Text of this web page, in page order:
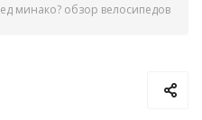
минако? обзор велосипедов